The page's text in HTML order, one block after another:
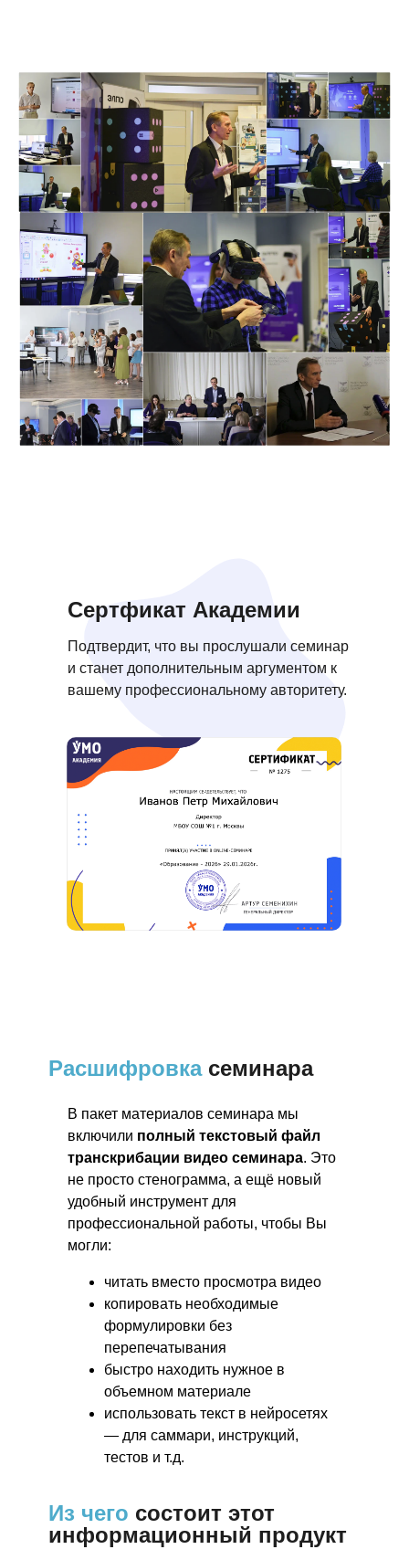
Подтвердит, что вы прослушали семинар
и станет дополнительным аргументом к
вашему профессиональному авторитету.
Сертфикат Академии
В пакет материалов семинара мы
включили полный текстовый файл
транскрибации видео семинара. Это
не просто стенограмма, а ещё новый
удобный инструмент для
профессиональной работы, чтобы Вы
могли:
читать вместо просмотра видео
копировать необходимые
формулировки без
перепечатывания
быстро находить нужное в
объемном материале
использовать текст в нейросетях
— для саммари, инструкций,
тестов и т.д.
Расшифровкасеминара
Из чего состоит этот
информационный продукт